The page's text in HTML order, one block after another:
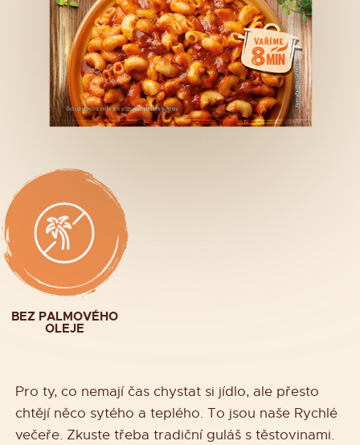
BEZ PALMOVÉHO
OLEJE
Pro ty, co nemají čas chystat si jídlo, ale přesto
chtějí něco sytého a teplého. To jsou naše Rychlé
večeře. Zkuste třeba tradiční guláš s těstovinami.